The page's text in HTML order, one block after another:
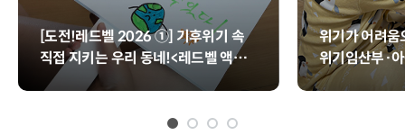
[도전!레드벨 2026 ①] 기후위기 속
직접 지키는 우리 동네!<레드벨 액션>
📢
위기가 어려움
위기임산부·
업>